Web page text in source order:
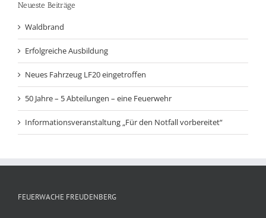
Neueste Beiträge
Waldbrand
Erfolgreiche Ausbildung
Neues Fahrzeug LF20 eingetroffen
50 Jahre – 5 Abteilungen – eine Feuerwehr
Informationsveranstaltung „Für den Notfall vorbereitet“
FEUERWACHE FREUDENBERG